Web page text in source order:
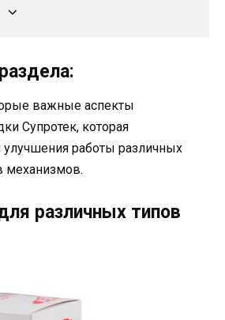
важные аспекты
Супротек, которая
улучшения работы различных
механизмов.
различных типов